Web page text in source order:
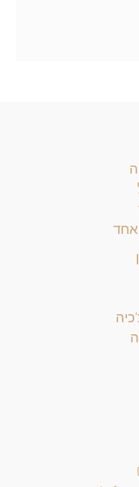
אחד